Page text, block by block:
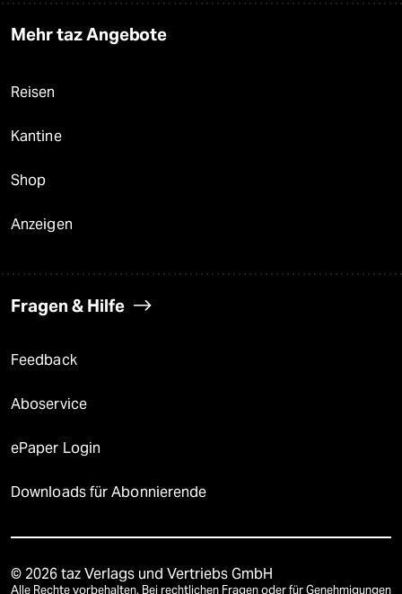
Mehr taz Angebote
Reisen
Kantine
Shop
Anzeigen
Fragen & Hilfe
Feedback
Aboservice
ePaper Login
Downloads für Abonnierende
© 2026 taz Verlags und Vertriebs GmbH
Alle Rechte vorbehalten. Bei rechtlichen Fragen oder für Genehmigungen